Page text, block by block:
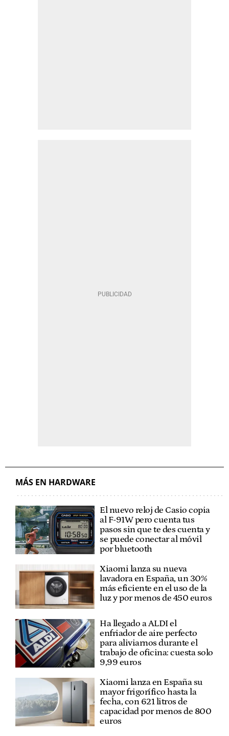
MÁS EN HARDWARE
El nuevo reloj de Casio copia
al F-91W pero cuenta tus
pasos sin que te des cuenta y
se puede conectar al móvil
por bluetooth
Xiaomi lanza su nueva
lavadora en España, un 30%
más eficiente en el uso de la
luz y por menos de 450 euros
Ha llegado a ALDI el
enfriador de aire perfecto
para aliviarnos durante el
trabajo de oficina: cuesta solo
9,99 euros
Xiaomi lanza en España su
mayor frigorífico hasta la
fecha, con 621 litros de
capacidad por menos de 800
euros